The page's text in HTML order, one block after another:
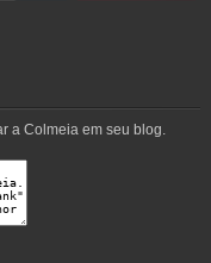
a Colmeia em seu blog.